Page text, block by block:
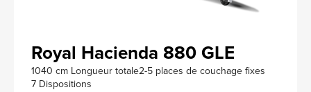
Royal Hacienda 880 GLE
1040 cm Longueur totale2-5 places de couchage fixes
7 Dispositions